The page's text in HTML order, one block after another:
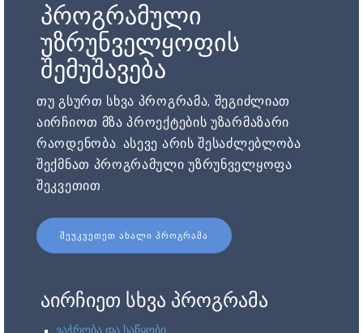
პროგრამული
უზრუნველყოფის
შემუშავება
თუ გსურთ სხვა პროგრამა, შეგიძლიათ
აირჩიოთ მზა პროექტების უზარმაზარი
რაოდენობა. ასევე არის შესაძლებლობა
შექმნათ პროგრამული უზრუნველყოფა
შეკვეთით.
ᲨᲔᲣᲙᲕᲔᲗᲔᲗ ᲐᲮᲐᲚᲘ ᲞᲠᲝᲒᲠᲐᲛᲐ
აირჩიეთ სხვა პროგრამა
ვაჭრობა და საწყობი